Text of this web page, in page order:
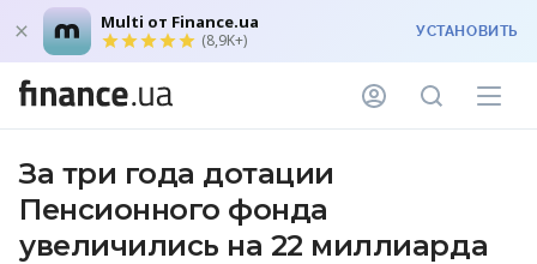
Multi от Finance.ua
(8,9K+) УСТАНОВИТЬ
За три года дотации
Пенсионного фонда
увеличились на 22 миллиарда